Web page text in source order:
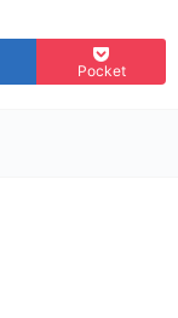
Pocket